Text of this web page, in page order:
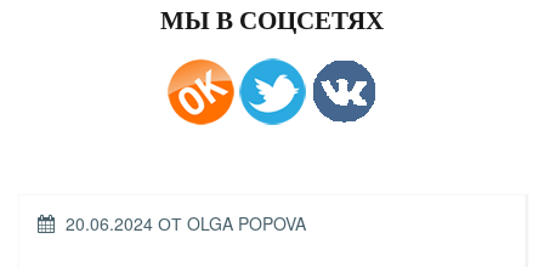
МЫ В СОЦСЕТЯХ
ОПУБЛИКОВАНО
20.06.2024 ОТ OLGA POPOVA